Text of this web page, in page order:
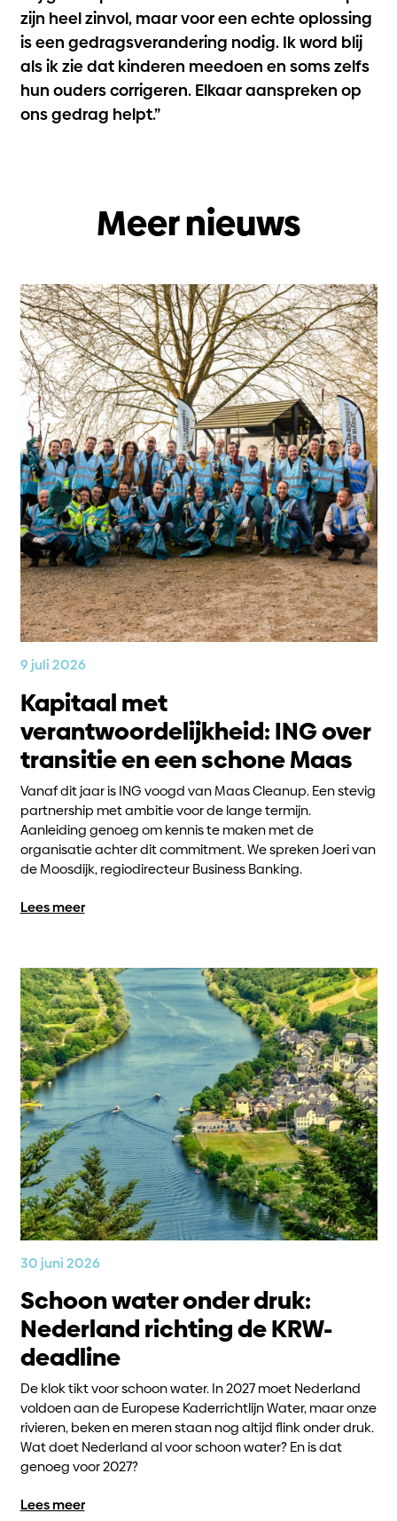
zijn heel zinvol, maar voor een echte oplossing
is een gedragsverandering nodig. Ik word blij
als ik zie dat kinderen meedoen en soms zelfs
hun ouders corrigeren. Elkaar aanspreken op
ons gedrag helpt.”
Meer nieuws
9 juli 2026
Kapitaal met
verantwoordelijkheid: ING over
transitie en een schone Maas
Vanaf dit jaar is ING voogd van Maas Cleanup. Een stevig
partnership met ambitie voor de lange termijn.
Aanleiding genoeg om kennis te maken met de
organisatie achter dit commitment. We spreken Joeri van
de Moosdijk, regiodirecteur Business Banking.
Lees meer
30 juni 2026
Schoon water onder druk:
Nederland richting de KRW-
deadline
De klok tikt voor schoon water. In 2027 moet Nederland
voldoen aan de Europese Kaderrichtlijn Water, maar onze
rivieren, beken en meren staan nog altijd flink onder druk.
Wat doet Nederland al voor schoon water? En is dat
genoeg voor 2027?
Lees meer